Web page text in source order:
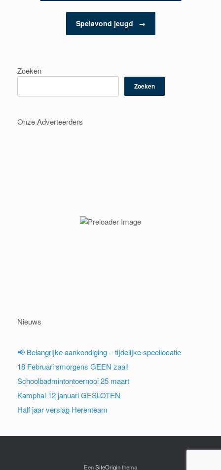
Spelavond jeugd →
Zoeken
Zoeken
Onze Adverteerders
Nieuws
📢 Belangrijke aankondiging – tijdelijke speellocatie
18 Februari smorgens GEEN zaal!
Schoolbadmintontoernooi 25 maart
Kamphal 12 januari GESLOTEN
Half jaar verslag Herenteam
EenSiteOriginthema